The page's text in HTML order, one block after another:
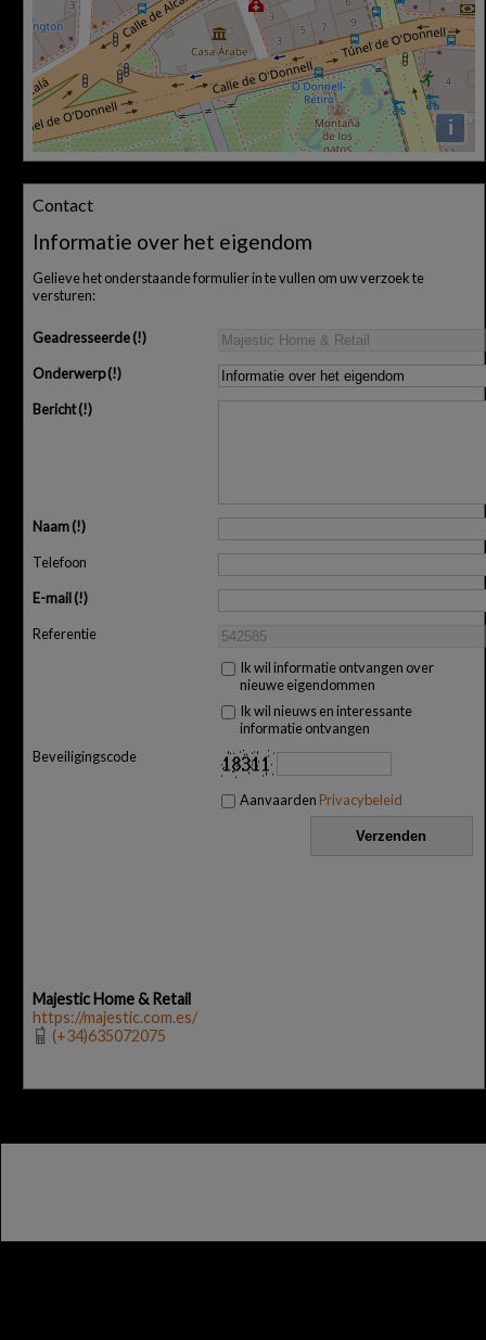
i
Contact
Informatie over het eigendom
Gelieve het onderstaande formulier in te vullen om uw verzoek te
versturen:
Geadresseerde
Onderwerp
Bericht
Naam
Telefoon
E-mail
Referentie
Ik wil informatie ontvangen over
nieuwe eigendommen
Ik wil nieuws en interessante
informatie ontvangen
Beveiligingscode
Aanvaarden Privacybeleid
Majestic Home & Retail
https://majestic.com.es/
(+34)635072075